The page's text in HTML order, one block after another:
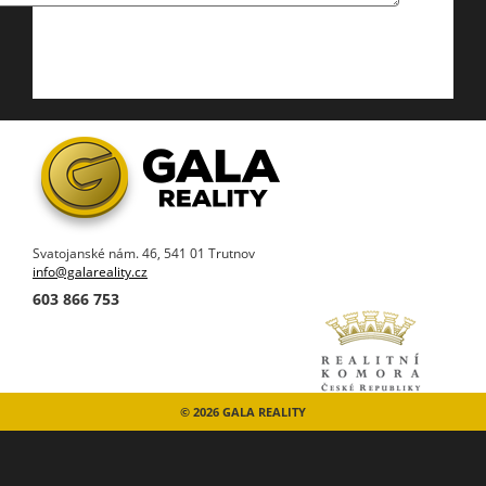
Svatojanské nám. 46, 541 01 Trutnov
info@galareality.cz
603 866 753
© 2026 GALA REALITY